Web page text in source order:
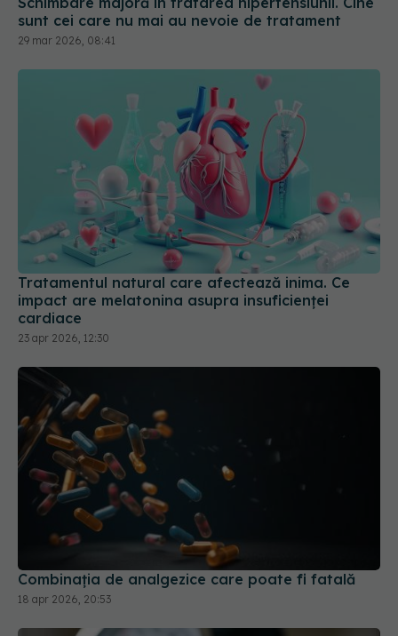
sunt cei care nu mai au nevoie de tratament
29 mar 2026, 08:41
Tratamentul natural care afectează inima. Ce
impact are melatonina asupra insuficienței
cardiace
23 apr 2026, 12:30
Combinația de analgezice care poate fi fatală
18 apr 2026, 20:53